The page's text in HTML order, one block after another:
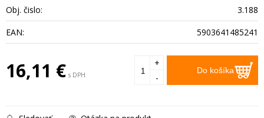
Obj. čislo:
3.188
EAN:
5903641485241
16,11 € s DPH Do košíka
+
-